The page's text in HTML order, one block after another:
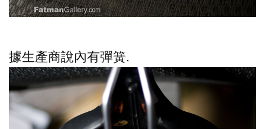
據生產商說內有彈簧.